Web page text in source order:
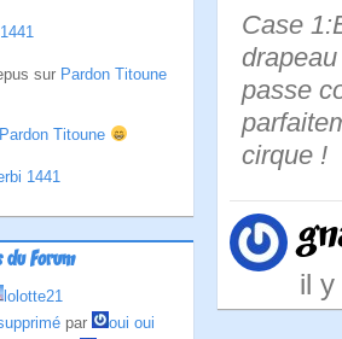
sur Pardon Titoune
Pardon Titoune
1441
du Forum
lolotte21
par
oui oui
Case
passe
cirque !
il